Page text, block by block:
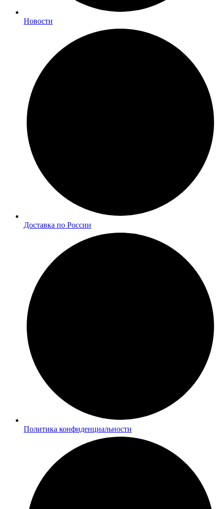
Новости
Доставка по России
Политика конфиденциальности